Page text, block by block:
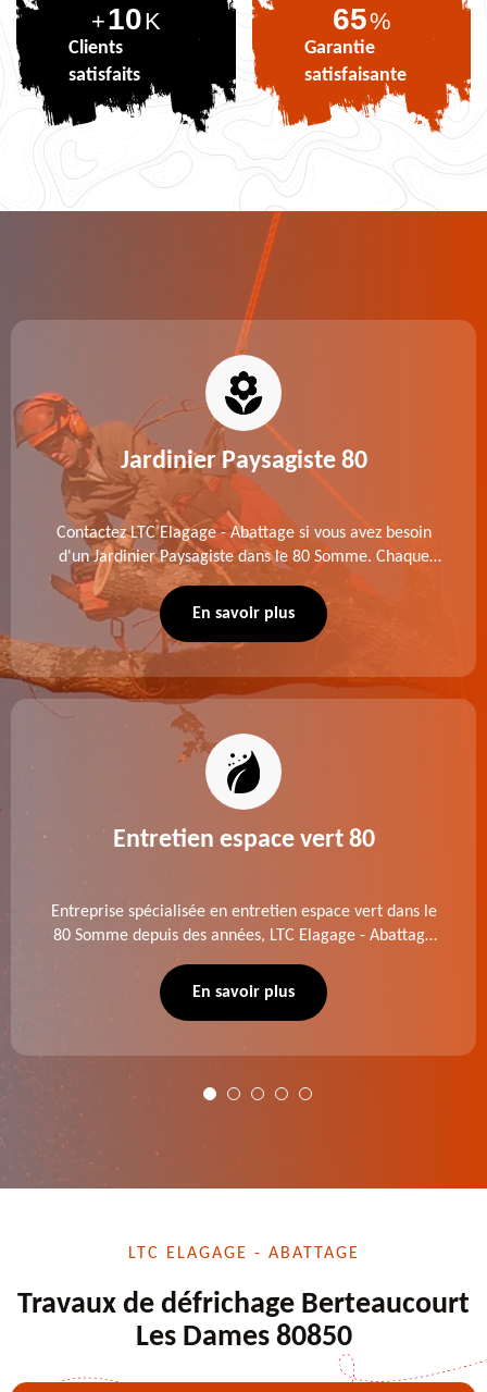
+10K
Clients
satisfaits
79%
Garantie
satisfaisante
Jardinier Paysagiste 80
Contactez LTC Elagage - Abattage si vous avez besoin
d'un Jardinier Paysagiste dans le 80 Somme. Chaque
intervention est exécutée selon les normes en vigueur.
Découvrez un extérieur exceptionnel grâce à notre
En savoir plus
Entretien espace vert 80
Entreprise spécialisée en entretien espace vert dans le
80 Somme depuis des années, LTC Elagage - Abattage
de dessouchage et autre. Devis offert.
En savoir plus
LTC ELAGAGE - ABATTAGE
Travaux de défrichage Berteaucourt
Les Dames 80850